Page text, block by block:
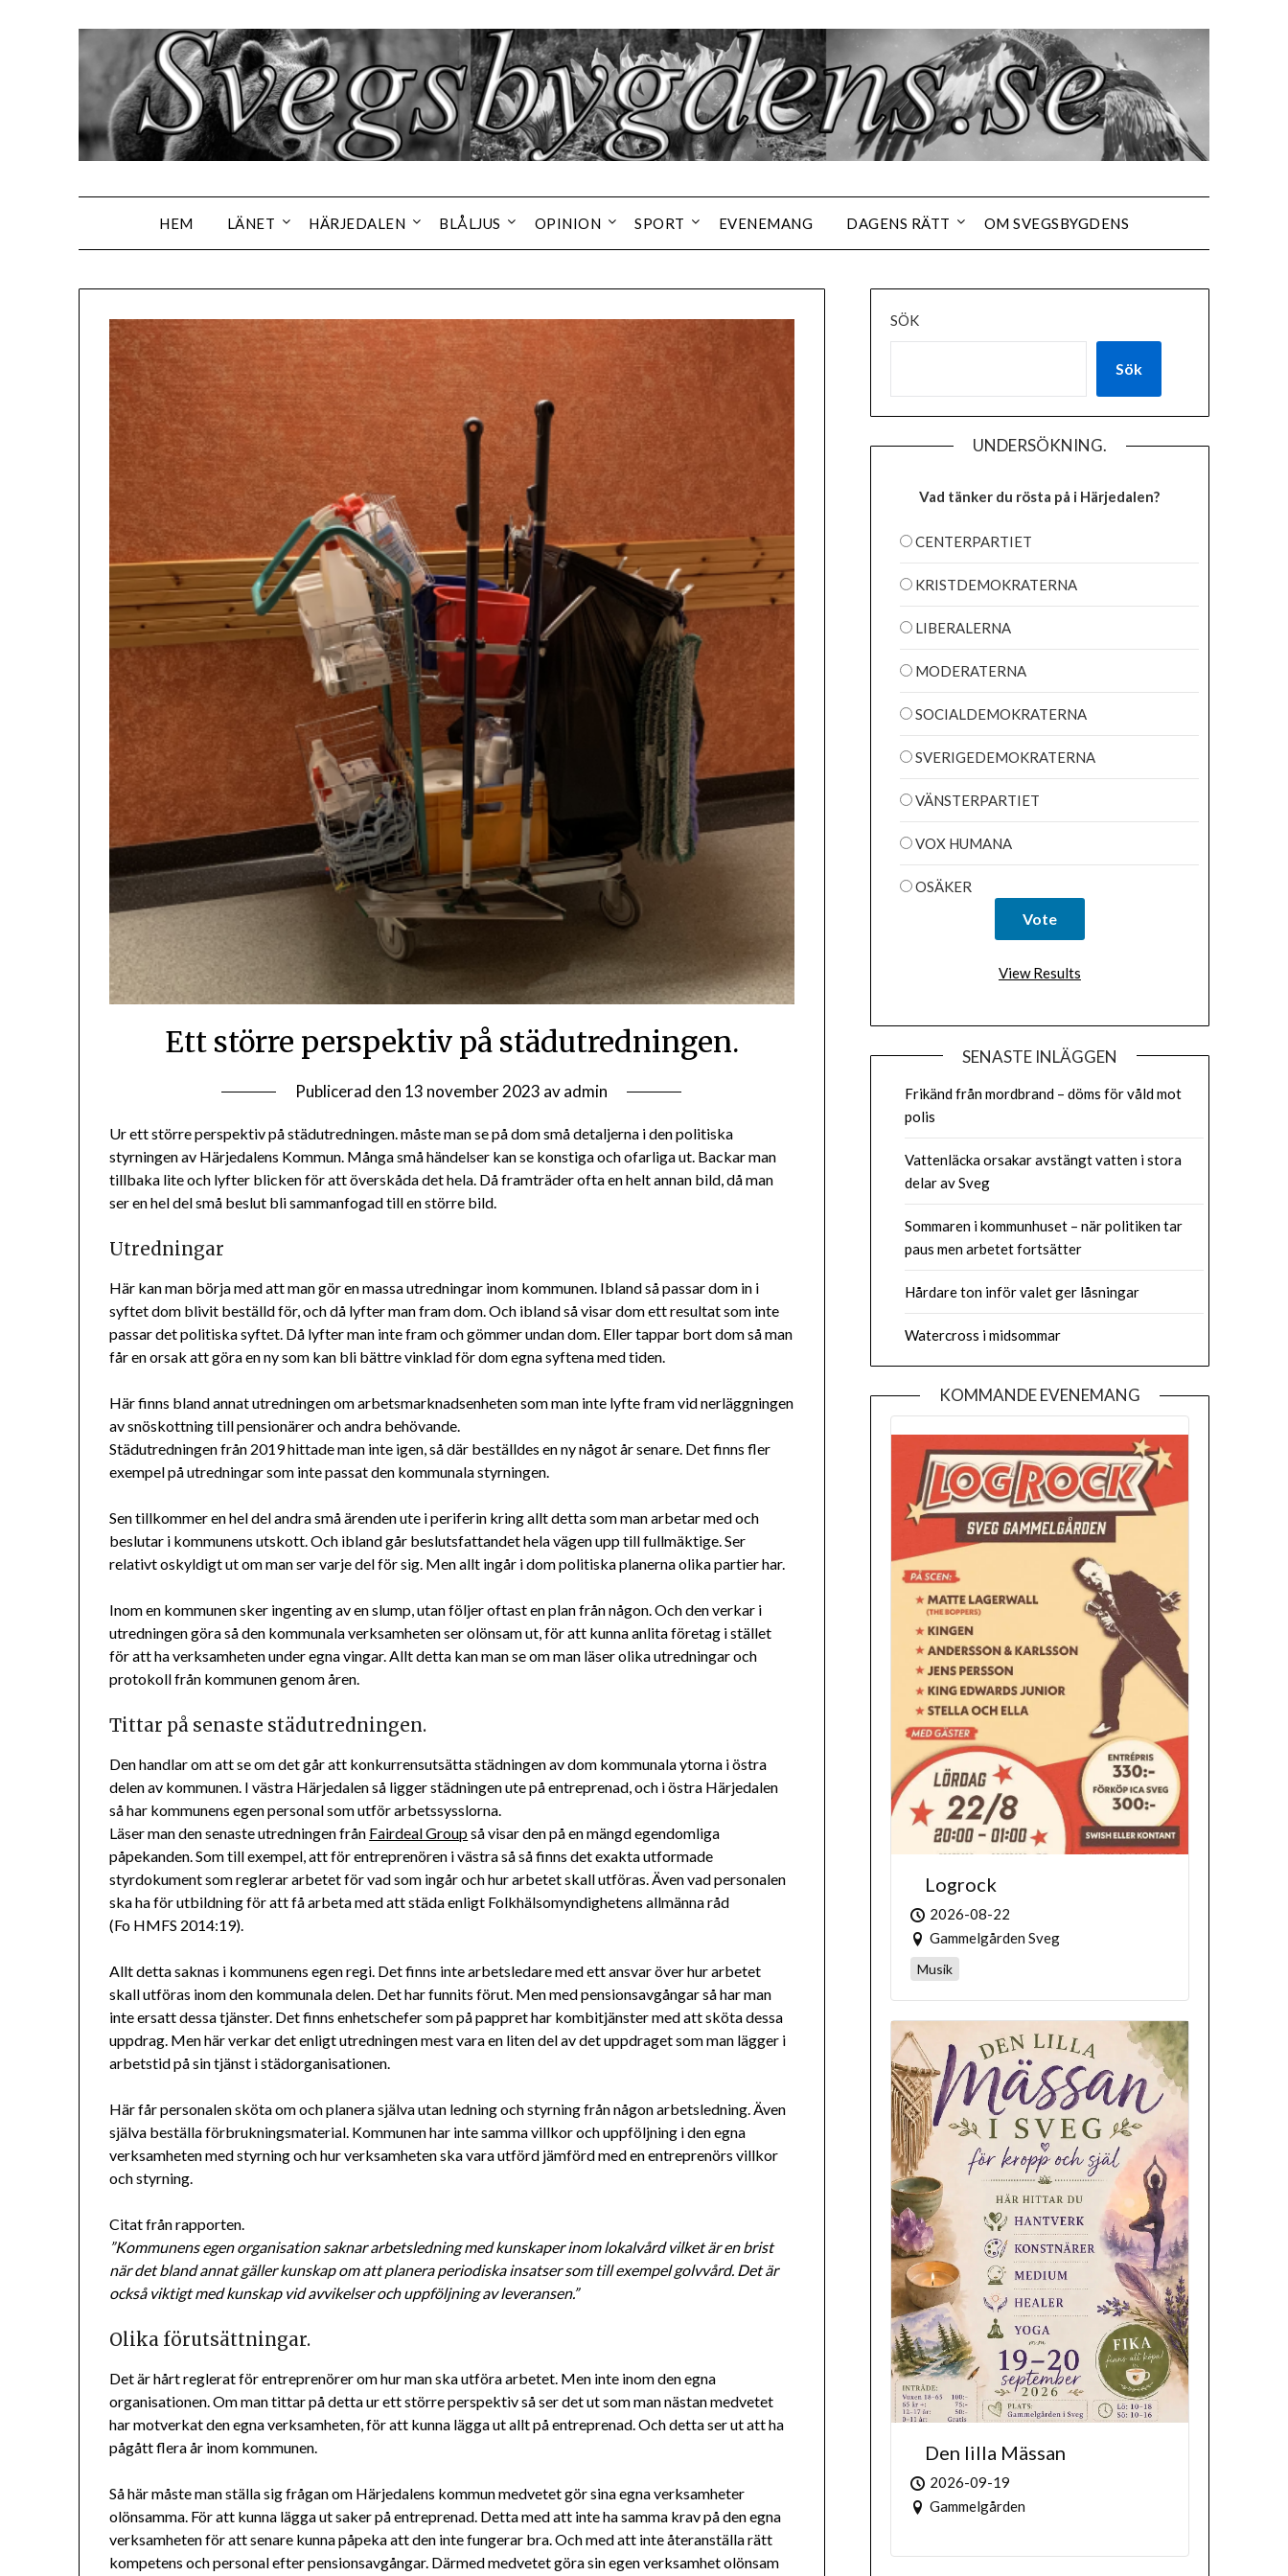
HEM LÄNET HÄRJEDALEN BLÅLJUS OPINION SPORT EVENEMANG DAGENS RÄTT OM SVEGSBYGDENS
Ett större perspektiv på städutredningen.
Publicerad den 13 november 2023 avadmin
Ur ett större perspektiv på städutredningen. måste man se på dom små detaljerna i den politiska
styrningen av Härjedalens Kommun. Många små händelser kan se konstiga och ofarliga ut. Backar man
tillbaka lite och lyfter blicken för att överskåda det hela. Då framträder ofta en helt annan bild, då man
ser en hel del små beslut bli sammanfogad till en större bild.
Utredningar
Här kan man börja med att man gör en massa utredningar inom kommunen. Ibland så passar dom in i
syftet dom blivit beställd för, och då lyfter man fram dom. Och ibland så visar dom ett resultat som inte
passar det politiska syftet. Då lyfter man inte fram och gömmer undan dom. Eller tappar bort dom så man
får en orsak att göra en ny som kan bli bättre vinklad för dom egna syftena med tiden.
Här finns bland annat utredningen om arbetsmarknadsenheten som man inte lyfte fram vid nerläggningen
av snöskottning till pensionärer och andra behövande.
Städutredningen från 2019 hittade man inte igen, så där beställdes en ny något år senare. Det finns fler
exempel på utredningar som inte passat den kommunala styrningen.
Sen tillkommer en hel del andra små ärenden ute i periferin kring allt detta som man arbetar med och
beslutar i kommunens utskott. Och ibland går beslutsfattandet hela vägen upp till fullmäktige. Ser
relativt oskyldigt ut om man ser varje del för sig. Men allt ingår i dom politiska planerna olika partier har.
Inom en kommunen sker ingenting av en slump, utan följer oftast en plan från någon. Och den verkar i
utredningen göra så den kommunala verksamheten ser olönsam ut, för att kunna anlita företag i stället
för att ha verksamheten under egna vingar. Allt detta kan man se om man läser olika utredningar och
protokoll från kommunen genom åren.
Tittar på senaste städutredningen.
Den handlar om att se om det går att konkurrensutsätta städningen av dom kommunala ytorna i östra
delen av kommunen. I västra Härjedalen så ligger städningen ute på entreprenad, och i östra Härjedalen
så har kommunens egen personal som utför arbetssysslorna.
Läser man den senaste utredningen från Fairdeal Groupså visar den på en mängd egendomliga
påpekanden. Som till exempel, att för entreprenören i västra så så finns det exakta utformade
styrdokument som reglerar arbetet för vad som ingår och hur arbetet skall utföras. Även vad personalen
ska ha för utbildning för att få arbeta med att städa enligt Folkhälsomyndighetens allmänna råd
(Fo HMFS 2014:19).
Allt detta saknas i kommunens egen regi. Det finns inte arbetsledare med ett ansvar över hur arbetet
skall utföras inom den kommunala delen. Det har funnits förut. Men med pensionsavgångar så har man
inte ersatt dessa tjänster. Det finns enhetschefer som på pappret har kombitjänster med att sköta dessa
uppdrag. Men här verkar det enligt utredningen mest vara en liten del av det uppdraget som man lägger i
arbetstid på sin tjänst i städorganisationen.
Här får personalen sköta om och planera själva utan ledning och styrning från någon arbetsledning. Även
själva beställa förbrukningsmaterial. Kommunen har inte samma villkor och uppföljning i den egna
verksamheten med styrning och hur verksamheten ska vara utförd jämförd med en entreprenörs villkor
och styrning.
Citat från rapporten.
”Kommunens egen organisation saknar arbetsledning med kunskaper inom lokalvård vilket är en brist
när det bland annat gäller kunskap om att planera periodiska insatser som till exempel golvvård. Det är
också viktigt med kunskap vid avvikelser och uppföljning av leveransen.”
Olika förutsättningar.
Det är hårt reglerat för entreprenörer om hur man ska utföra arbetet. Men inte inom den egna
organisationen. Om man tittar på detta ur ett större perspektiv så ser det ut som man nästan medvetet
har motverkat den egna verksamheten, för att kunna lägga ut allt på entreprenad. Och detta ser ut att ha
pågått flera år inom kommunen.
Så här måste man ställa sig frågan om Härjedalens kommun medvetet gör sina egna verksamheter
olönsamma. För att kunna lägga ut saker på entreprenad. Detta med att inte ha samma krav på den egna
verksamheten för att senare kunna påpeka att den inte fungerar bra. Och med att inte återanställa rätt
kompetens och personal efter pensionsavgångar. Därmed medvetet göra sin egen verksamhet olönsam
SÖK
Sök
UNDERSÖKNING.
Vad tänker du rösta på i Härjedalen?
CENTERPARTIET
KRISTDEMOKRATERNA
LIBERALERNA
MODERATERNA
SOCIALDEMOKRATERNA
SVERIGEDEMOKRATERNA
VÄNSTERPARTIET
VOX HUMANA
OSÄKER
View Results
SENASTE INLÄGGEN
Frikänd från mordbrand – döms för våld mot
polis
Vattenläcka orsakar avstängt vatten i stora
delar av Sveg
Sommaren i kommunhuset – när politiken tar
paus men arbetet fortsätter
Hårdare ton inför valet ger låsningar
Watercross i midsommar
KOMMANDE EVENEMANG
Logrock
2026-08-22
Gammelgården Sveg
Musik
Den lilla Mässan
2026-09-19
Gammelgården